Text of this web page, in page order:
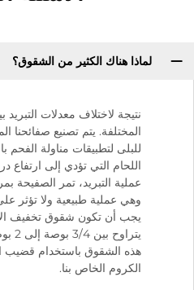
لماذا هناك الكثير من الشقوق؟
نتيجة لاختلاف معدلات التبريد
المختلفة. يتم تصنيع صفائحنا
للبلى لتطبيقات مناولة الفحم
اللحام التي تؤدي إلى ارتفاع
عملية التبريد، تمر الصفيحة
وهي عملية طبيعية ولا تؤثر
يجب أن تكون شقوق تخفيف
هذه الشقوق باستخدام قضيب
الكروم الخاص بنا.